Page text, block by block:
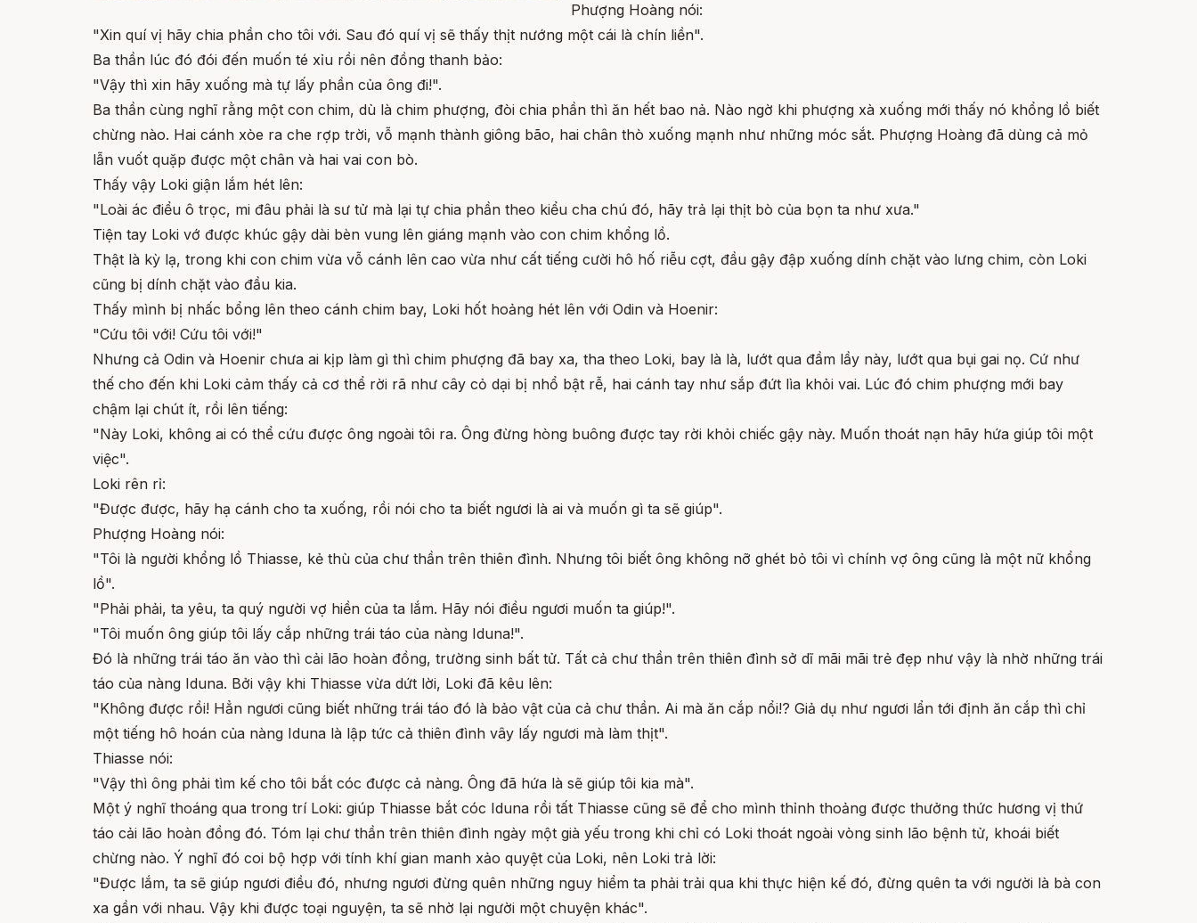
Phượng Hoàng nói:
"Xin quí vị hãy chia phần cho tôi với. Sau đó quí vị sẽ thấy thịt nướng một cái là chín liền".
Ba thần lúc đó đói đến muốn té xỉu rồi nên đồng thanh bảo:
"Vậy thì xin hãy xuống mà tự lấy phần của ông đi!".
Ba thần cùng nghĩ rằng một con chim, dù là chim phượng, đòi chia phần thì ăn hết bao nả. Nào ngờ khi phượng xà xuống mới thấy nó khổng lồ biết
chừng nào. Hai cánh xòe ra che rợp trời, vỗ mạnh thành giông bão, hai chân thò xuống mạnh như những móc sắt. Phượng Hoàng đã dùng cả mỏ
lẫn vuốt quặp được một chân và hai vai con bò.
Thấy vậy Loki giận lắm hét lên:
"Loài ác điểu ô trọc, mi đâu phải là sư tử mà lại tự chia phần theo kiểu cha chú đó, hãy trả lại thịt bò của bọn ta như xưa."
Tiện tay Loki vớ được khúc gậy dài bèn vung lên giáng mạnh vào con chim khổng lồ.
Thật là kỳ lạ, trong khi con chim vừa vỗ cánh lên cao vừa như cất tiếng cười hô hố riễu cợt, đầu gậy đập xuống dính chặt vào lưng chim, còn Loki
cũng bị dính chặt vào đầu kia.
Thấy mình bị nhấc bổng lên theo cánh chim bay, Loki hốt hoảng hét lên với Odin và Hoenir:
"Cứu tôi với! Cứu tôi với!"
Nhưng cả Odin và Hoenir chưa ai kịp làm gì thì chim phượng đã bay xa, tha theo Loki, bay là là, lướt qua đầm lầy này, lướt qua bụi gai nọ. Cứ như
thế cho đến khi Loki cảm thấy cả cơ thể rời rã như cây cỏ dại bị nhổ bật rễ, hai cánh tay như sắp đứt lìa khỏi vai. Lúc đó chim phượng mới bay
chậm lại chút ít, rồi lên tiếng:
"Này Loki, không ai có thể cứu được ông ngoài tôi ra. Ông đừng hòng buông được tay rời khỏi chiếc gậy này. Muốn thoát nạn hãy hứa giúp tôi một
việc".
Loki rên rỉ:
"Được được, hãy hạ cánh cho ta xuống, rồi nói cho ta biết ngươi là ai và muốn gì ta sẽ giúp".
Phượng Hoàng nói:
"Tôi là người khổng lồ Thiasse, kẻ thù của chư thần trên thiên đình. Nhưng tôi biết ông không nỡ ghét bỏ tôi vì chính vợ ông cũng là một nữ khổng
lồ".
"Phải phải, ta yêu, ta quý người vợ hiền của ta lắm. Hãy nói điều ngươi muốn ta giúp!".
"Tôi muốn ông giúp tôi lấy cắp những trái táo của nàng Iduna!".
Đó là những trái táo ăn vào thì cải lão hoàn đồng, trường sinh bất tử. Tất cả chư thần trên thiên đình sở dĩ mãi mãi trẻ đẹp như vậy là nhờ những trái
táo của nàng Iduna. Bởi vậy khi Thiasse vừa dứt lời, Loki đã kêu lên:
"Không được rồi! Hẳn ngươi cũng biết những trái táo đó là bảo vật của cả chư thần. Ai mà ăn cắp nổi!? Giả dụ như ngươi lẩn tới định ăn cắp thì chỉ
một tiếng hô hoán của nàng Iduna là lập tức cả thiên đình vây lấy ngươi mà làm thịt".
Thiasse nói:
"Vậy thì ông phải tìm kế cho tôi bắt cóc được cả nàng. Ông đã hứa là sẽ giúp tôi kia mà".
Một ý nghĩ thoáng qua trong trí Loki: giúp Thiasse bắt cóc Iduna rồi tất Thiasse cũng sẽ để cho mình thỉnh thoảng được thưởng thức hương vị thứ
táo cải lão hoàn đồng đó. Tóm lại chư thần trên thiên đình ngày một già yếu trong khi chỉ có Loki thoát ngoài vòng sinh lão bệnh tử, khoái biết
chừng nào. Ý nghĩ đó coi bộ hợp với tính khí gian manh xảo quyệt của Loki, nên Loki trả lời:
"Được lắm, ta sẽ giúp ngươi điều đó, nhưng ngươi đừng quên những nguy hiểm ta phải trải qua khi thực hiện kế đó, đừng quên ta với người là bà con
xa gần với nhau. Vậy khi được toại nguyện, ta sẽ nhờ lại người một chuyện khác".